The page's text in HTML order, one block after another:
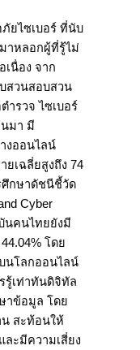
ยไซเบอร์ ที่นับ
าหลอกผู้ที่รู้ไม่
นื่อง จาก
สวนสอบสวน
ำรวจ ไซเบอร์
มา มี
งออนไลน์
ยเฉลี่ยสูงถึง 74
กษาดัชนีชี้วัด
Cyber
นคนไทยยังมี
โดย
นโลกออนไลน์
รู้เท่าทันดิจิทัล
าข้อมูล โดย
สะท้อนให้
ละมีความเสี่ยง